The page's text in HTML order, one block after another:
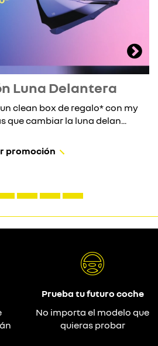
Luna Delantera
clean box de regalo* con my
que cambiar la luna delan...
promoción
Prueba tu futuro coche
No importa el modelo que
quieras probar